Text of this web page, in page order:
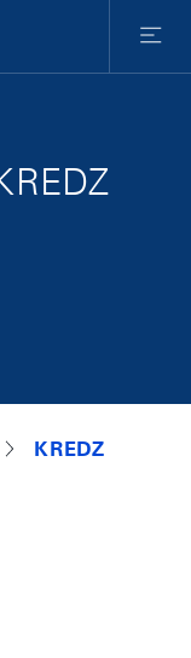
Menu
KREDZ